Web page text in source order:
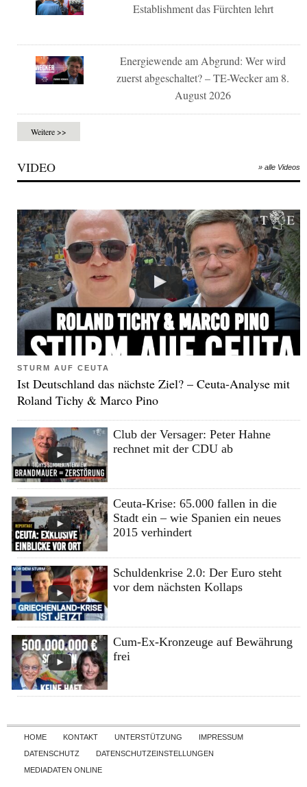
Establishment das Fürchten lehrt
Energiewende am Abgrund: Wer wird
zuerst abgeschaltet? – TE-Wecker am 8.
August 2026
Weitere >>
VIDEO » alle Videos
STURM AUF CEUTA
Ist Deutschland das nächste Ziel? – Ceuta-Analyse mit
Roland Tichy & Marco Pino
Club der Versager: Peter Hahne
rechnet mit der CDU ab
Ceuta-Krise: 65.000 fallen in die
Stadt ein – wie Spanien ein neues
2015 verhindert
Schuldenkrise 2.0: Der Euro steht
vor dem nächsten Kollaps
Cum-Ex-Kronzeuge auf Bewährung
frei
Skip to content
HOME KONTAKT UNTERSTÜTZUNG
IMPRESSUM
DATENSCHUTZ
DATENSCHUTZEINSTELLUNGEN
MEDIADATEN ONLINE